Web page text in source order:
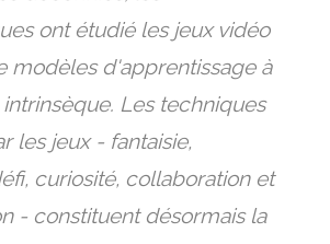
ont étudié les jeux vidéo
modèles d'apprentissage à
Les techniques
les jeux - fantaisie,
curiosité, collaboration et
- constituent désormais la